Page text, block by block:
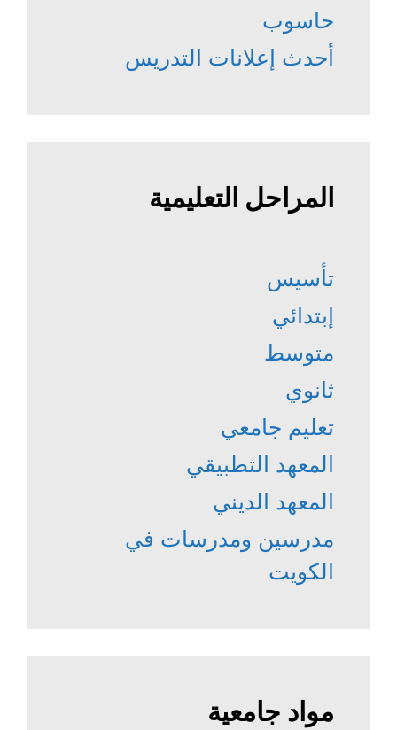
حاسوب
أحدث إعلانات التدريس
المراحل التعليمية
تأسيس
إبتدائي
متوسط
ثانوي
تعليم جامعي
المعهد التطبيقي
المعهد الديني
مدرسين ومدرسات في
الكويت
مواد جامعية